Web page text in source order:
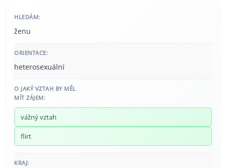
HLEDÁM:
ženu
ORIENTACE:
heterosexuální
O JAKÝ VZTAH BY MĚL
MÍT ZÁJEM:
vážný vztah
flirt
KRAJ: